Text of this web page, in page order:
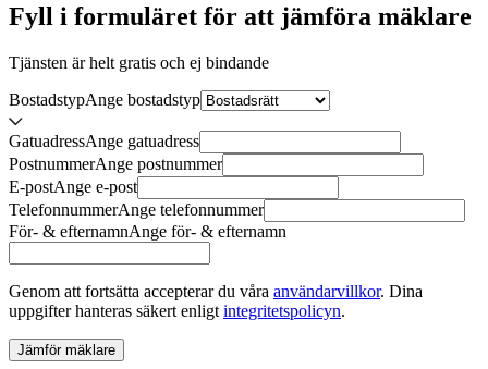
Fyll i formuläret för att jämföra mäklare
Tjänsten är helt gratis och ej bindande
BostadstypAnge bostadstyp
GatuadressAnge gatuadress
PostnummerAnge postnummer
E-postAnge e-post
TelefonnummerAnge telefonnummer
För- & efternamnAnge för- & efternamn
Genom att fortsätta accepterar du våra användarvillkor. Dina
uppgifter hanteras säkert enligt integritetspolicyn.
Jämför mäklare